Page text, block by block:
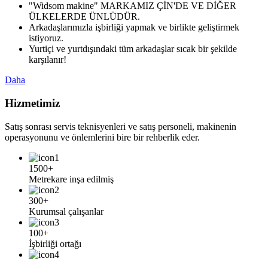
"Widsom makine" MARKAMIZ ÇİN'DE VE DİĞER
ÜLKELERDE ÜNLÜDÜR.
Arkadaşlarımızla işbirliği yapmak ve birlikte geliştirmek
istiyoruz.
Yurtiçi ve yurtdışındaki tüm arkadaşlar sıcak bir şekilde
karşılanır!
Daha
Hizmetimiz
Satış sonrası servis teknisyenleri ve satış personeli, makinenin
operasyonunu ve önlemlerini bire bir rehberlik eder.
1500+
Metrekare inşa edilmiş
300+
Kurumsal çalışanlar
100+
İşbirliği ortağı